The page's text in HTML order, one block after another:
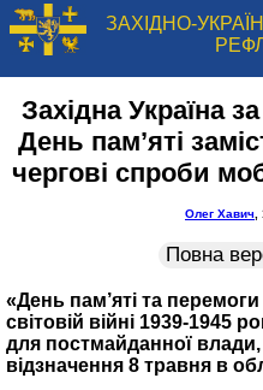
ЗАХІДНО-
Західна Україна
День пам’яті
чергові спроби
Олег Хавич
Повна
«День пам’яті та
світовій війні 1939-1945
для постмайданної
відзначення 8 травня в